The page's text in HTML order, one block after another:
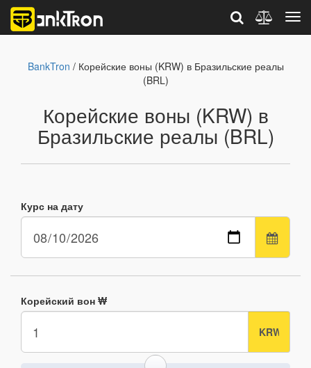
BankTron / Корейские воны (KRW) в Бразильские реалы
(BRL)
Корейские воны (KRW) в
Бразильские реалы (BRL)
Курс на дату
Корейский вон ₩